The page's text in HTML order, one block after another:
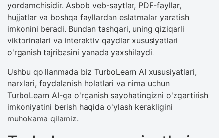
yordamchisidir. Asbob veb-saytlar, PDF-fayllar,
hujjatlar va boshqa fayllardan eslatmalar yaratish
imkonini beradi. Bundan tashqari, uning qiziqarli
viktorinalari va interaktiv qaydlar xususiyatlari
o'rganish tajribasini yanada yaxshilaydi.
Ushbu qo'llanmada biz TurboLearn AI xususiyatlari,
narxlari, foydalanish holatlari va nima uchun
TurboLearn AI-ga o'rganish sayohatingizni o'zgartirish
imkoniyatini berish haqida o'ylash kerakligini
muhokama qilamiz.